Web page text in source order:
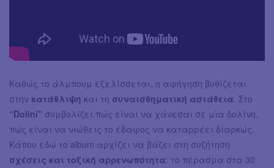
Καθώς το άλμπουμ εξελίσσεται, η αφήγηση βυθίζεται
στην κατάθλιψη και τη συναισθηματική αστάθεια. Στο
“Dolini” συμβολίζει πώς είναι να χάνεσαι σε μία δολίνη,
πώς είναι να νιώθεις το έδαφος να καταρρέει διαρκώς.
Κάπου εδώ το album αρχίζει να βάζει στη συζήτηση
σχέσεις και τοξική αρρενωπότητα: το πέρασμα στα 30